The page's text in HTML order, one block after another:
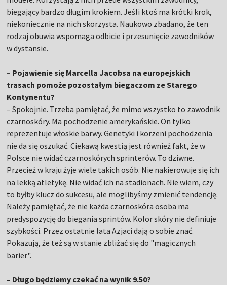
biegający bardzo długim krokiem. Jeśli ktoś ma krótki krok,
niekoniecznie na nich skorzysta. Naukowo zbadano, że ten
rodzaj obuwia wspomaga odbicie i przesunięcie zawodników
w dystansie.
– Pojawienie się Marcella Jacobsa na europejskich
trasach pomoże pozostałym biegaczom ze Starego
Kontynentu?
– Spokojnie. Trzeba pamiętać, że mimo wszystko to zawodnik
czarnoskóry. Ma pochodzenie amerykańskie. On tylko
reprezentuje włoskie barwy. Genetyki i korzeni pochodzenia
nie da się oszukać. Ciekawą kwestią jest również fakt, że w
Polsce nie widać czarnoskórych sprinterów. To dziwne.
Przecież w kraju żyje wiele takich osób. Nie nakierowuje się ich
na lekką atletykę. Nie widać ich na stadionach. Nie wiem, czy
to byłby klucz do sukcesu, ale moglibyśmy zmienić tendencję.
Należy pamiętać, że nie każda czarnoskóra osoba ma
predyspozycję do biegania sprintów. Kolor skóry nie definiuje
szybkości. Przez ostatnie lata Azjaci dają o sobie znać.
Pokazują, że też są w stanie zbliżać się do "magicznych
barier".
– Długo będziemy czekać na wynik 9.50?